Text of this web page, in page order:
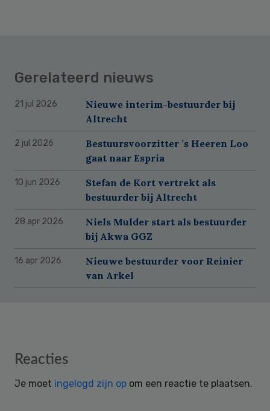
Gerelateerd nieuws
21 jul 2026
Nieuwe interim-bestuurder bij
Altrecht
2 jul 2026
Bestuursvoorzitter ’s Heeren Loo
gaat naar Espria
10 jun 2026
Stefan de Kort vertrekt als
bestuurder bij Altrecht
28 apr 2026
Niels Mulder start als bestuurder
bij Akwa GGZ
16 apr 2026
Nieuwe bestuurder voor Reinier
van Arkel
Reader
Reacties
Je moet ingelogd zijn op om een reactie te plaatsen.